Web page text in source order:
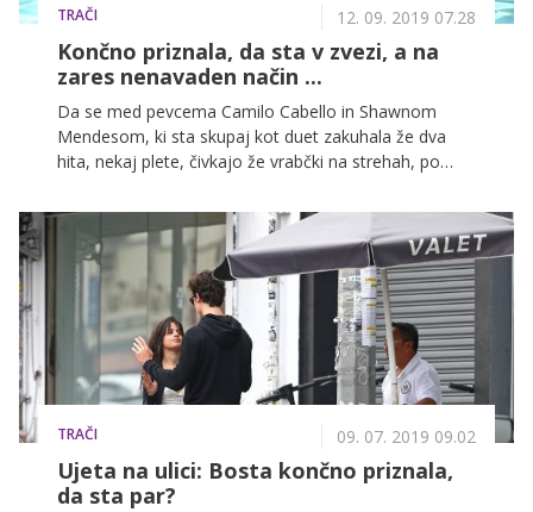
TRAČI 12. 09. 2019 07.28
Končno priznala, da sta v zvezi, a na
zares nenavaden način ...
Da se med pevcema Camilo Cabello in Shawnom
Mendesom, ki sta skupaj kot duet zakuhala že dva
hita, nekaj plete, čivkajo že vrabčki na strehah, po
potrdila tudi mlada pevca. A za to sta izbrala sila
nenavaden način.
TRAČI 09. 07. 2019 09.02
Ujeta na ulici: Bosta končno priznala,
da sta par?